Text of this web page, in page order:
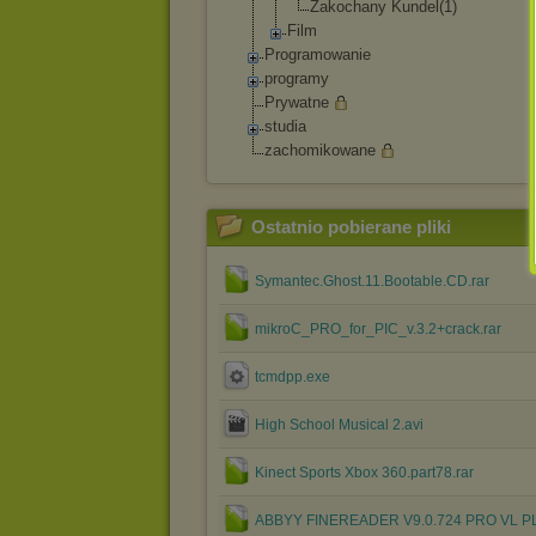
Zakochany Kundel(1)
Film
Programowanie
programy
Prywatne
studia
zachomikowane
Ostatnio pobierane pliki
Symantec.Ghost.11.Bootable.CD.rar
mikroC_PRO_for_PIC_v.3.2+crack.rar
tcmdpp.exe
High School Musical 2.avi
Kinect Sports Xbox 360.part78.rar
ABBYY FINEREADER V9.0.724 PRO VL